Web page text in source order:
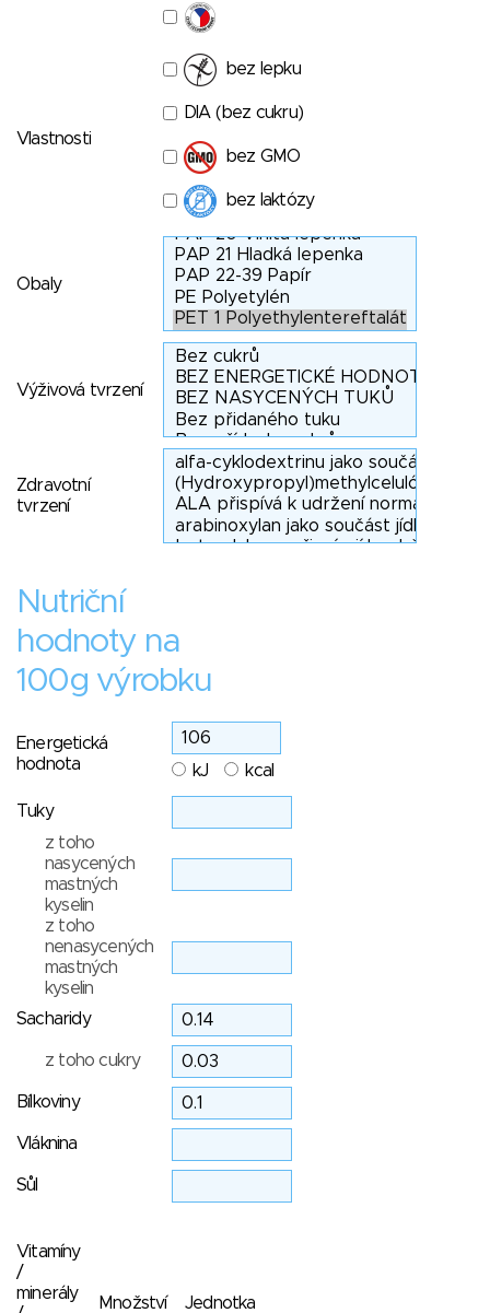
Vlastnosti
bez lepku
DIA (bez cukru)
bez GMO
bez laktózy
Obaly
Výživová tvrzení
Zdravotní
tvrzení
Nutriční
hodnoty na
100g výrobku
Energetická
hodnota
kJ kcal
Tuky
z toho
nasycených
mastných
kyselin
z toho
nenasycených
mastných
kyselin
Sacharidy
z toho cukry
Bílkoviny
Vláknina
Sůl
Vitamíny
/
minerály
Množství Jednotka